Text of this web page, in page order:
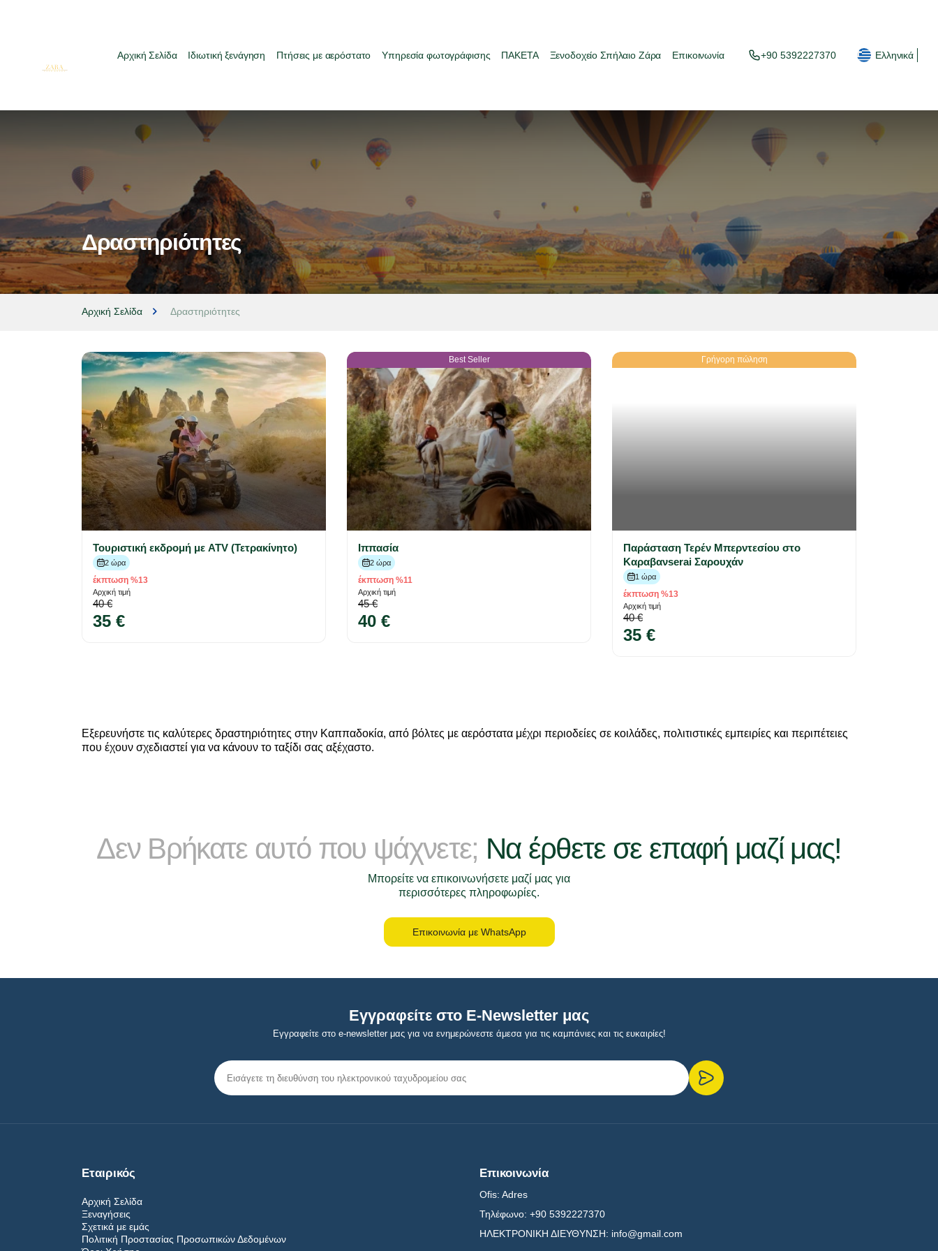
Αρχική Σελίδα Ιδιωτική ξενάγηση Πτήσεις με αερόστατο Υπηρεσία φωτογράφισης ΠΑΚΕΤΑ Ξενοδοχείο Σπήλαιο Ζάρα Επικοινωνία +90 5392227370 Ελληνικά
Δραστηριότητες
Αρχική Σελίδα Δραστηριότητες
Τουριστική εκδρομή με ATV (Τετρακίνητο)
2 ώρα
έκπτωση %13
Αρχική τιμή
40 €
35 €
Best Seller
Ιππασία
2 ώρα
έκπτωση %11
Αρχική τιμή
45 €
40 €
Γρήγορη πώληση
Παράσταση Τερέν Μπερντεσίου στο
Καραβανserai Σαρουχάν
1 ώρα
έκπτωση %13
Αρχική τιμή
40 €
35 €
Εξερευνήστε τις καλύτερες δραστηριότητες στην Καππαδοκία, από βόλτες με αερόστατα μέχρι περιοδείες σε κοιλάδες, πολιτιστικές εμπειρίες και περιπέτειες
που έχουν σχεδιαστεί για να κάνουν το ταξίδι σας αξέχαστο.
Δεν Βρήκατε αυτό που ψάχνετε; Να έρθετε σε επαφή μαζί μας!
Μπορείτε να επικοινωνήσετε μαζί μας για
περισσότερες πληροφωρίες.
Επικοινωνία με WhatsApp
Εγγραφείτε στο E-Newsletter μας
Εγγραφείτε στο e-newsletter μας για να ενημερώνεστε άμεσα για τις καμπάνιες και τις ευκαιρίες!
Εταιρικός
Αρχική Σελίδα
Ξεναγήσεις
Σχετικά με εμάς
Πολιτική Προστασίας Προσωπικών Δεδομένων
Επικοινωνία
Ofis: Adres
Τηλέφωνο: +90 5392227370
ΗΛΕΚΤΡΟΝΙΚΗ ΔΙΕΥΘΥΝΣΗ: info@gmail.com